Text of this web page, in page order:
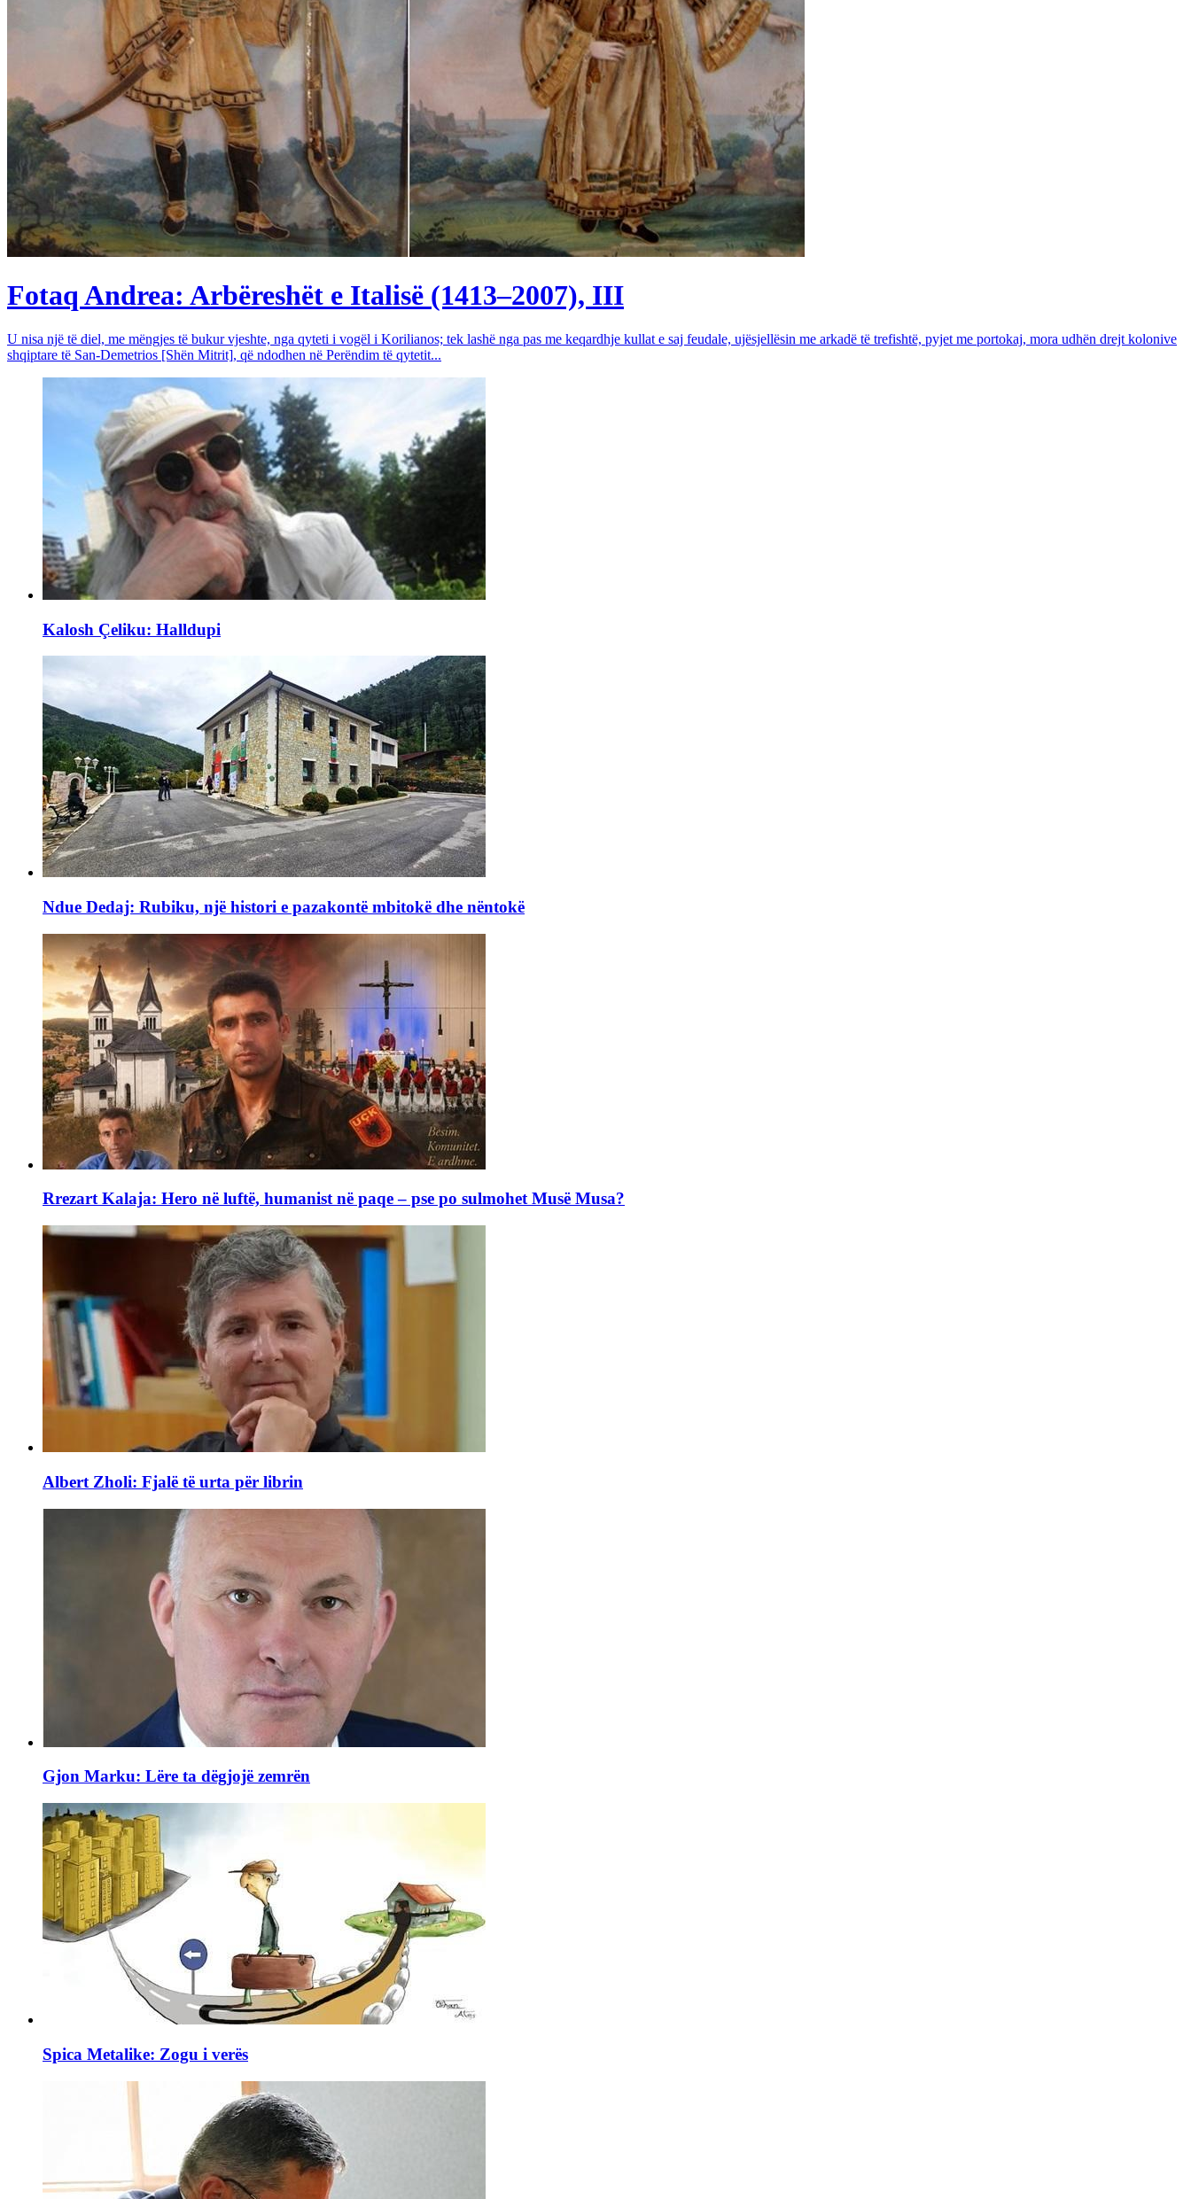
Fotaq Andrea: Arbëreshët e Italisë (1413–2007), III
U nisa një të diel, me mëngjes të bukur vjeshte, nga qyteti i vogël i Korilianos; tek lashë nga pas me keqardhje kullat e saj feudale, ujësjellësin me arkadë të trefishtë, pyjet me portokaj, mora udhën drejt kolonive
shqiptare të San-Demetrios [Shën Mitrit], që ndodhen në Perëndim të qytetit...
Kalosh Çeliku: Halldupi
Ndue Dedaj: Rubiku, një histori e pazakontë mbitokë dhe nëntokë
Rrezart Kalaja: Hero në luftë, humanist në paqe – pse po sulmohet Musë Musa?
Albert Zholi: Fjalë të urta për librin
Gjon Marku: Lëre ta dëgjojë zemrën
Spica Metalike: Zogu i verës